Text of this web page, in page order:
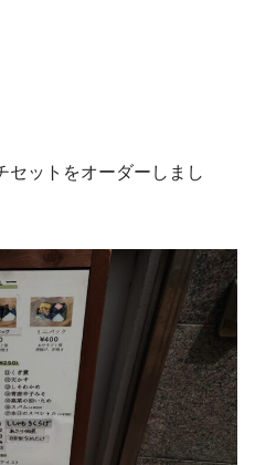
セットをオーダーしまし